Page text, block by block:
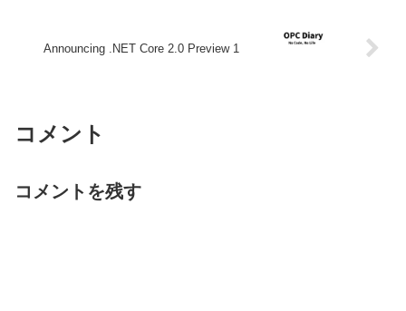
Announcing .NET Core 2.0 Preview 1
コメント
コメントを残す